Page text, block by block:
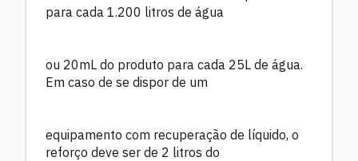
para cada 1.200 litros de água
ou 20mL do produto para cada 25L de água.
Em caso de se dispor de um
equipamento com recuperação de líquido, o
reforço deve ser de 2 litros do